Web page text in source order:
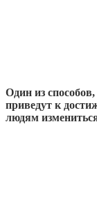
Один из
приведут к
людям